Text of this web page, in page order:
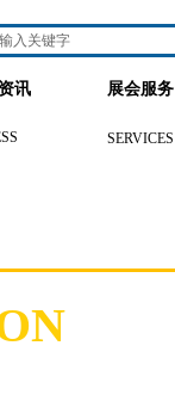
讯 展会服务
SERVICES